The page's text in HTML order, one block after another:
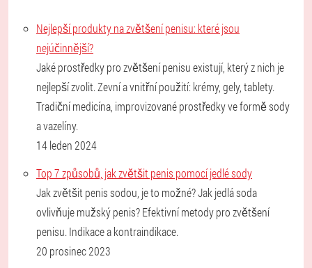
Nejlepší produkty na zvětšení penisu: které jsou
nejúčinnější?
Jaké prostředky pro zvětšení penisu existují, který z nich je
nejlepší zvolit. Zevní a vnitřní použití: krémy, gely, tablety.
Tradiční medicína, improvizované prostředky ve formě sody
a vazelíny.
14 leden 2024
Top 7 způsobů, jak zvětšit penis pomocí jedlé sody
Jak zvětšit penis sodou, je to možné? Jak jedlá soda
ovlivňuje mužský penis? Efektivní metody pro zvětšení
penisu. Indikace a kontraindikace.
20 prosinec 2023